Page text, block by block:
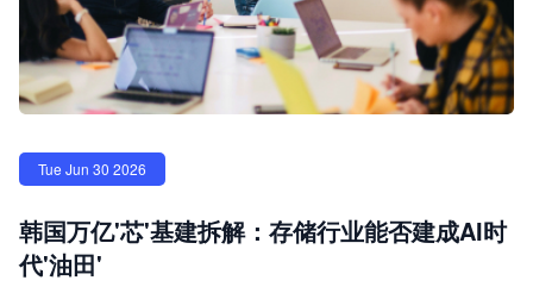
Tue Jun 30 2026
韩国万亿'芯'基建拆解：存储行业能否建成AI时
代'油田'